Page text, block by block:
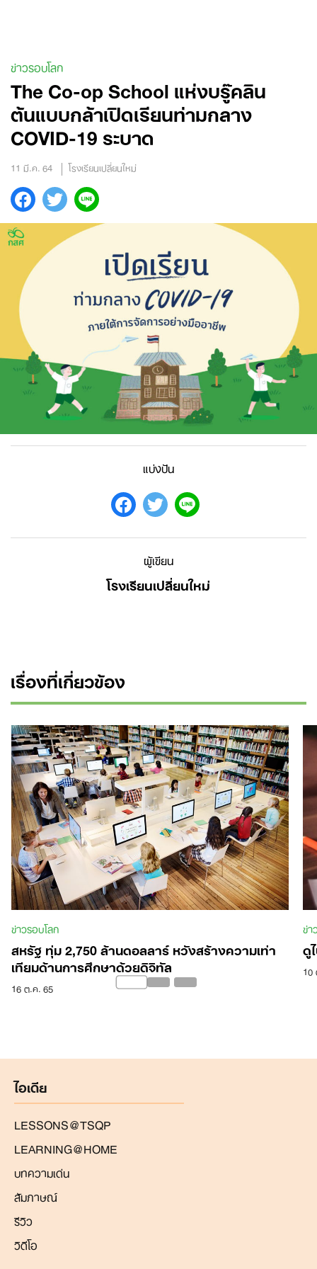
Search
for:
ข่าวรอบโลก
The Co-op School แห่งบรู๊คลิน
ต้นแบบกล้าเปิดเรียนท่ามกลาง
COVID-19 ระบาด
11 มี.ค. 64 โรงเรียนเปลี่ยนใหม่
แบ่งปัน
ผู้เขียน
โรงเรียนเปลี่ยนใหม่
เรื่องที่เกี่ยวข้อง
ข่าวรอบโลก
สหรัฐ ทุ่ม 2,750 ล้านดอลลาร์ หวังสร้างความเท่า
เทียมด้านการศึกษาด้วยดิจิทัล
16 ต.ค. 65
ข่า
ดู
10
ไอเดีย
LESSONS@TSQP
LEARNING@HOME
บทความเด่น
สัมภาษณ์
รีวิว
วิดีโอ